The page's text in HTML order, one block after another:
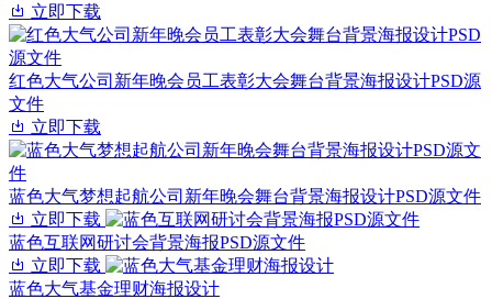
立即下载
红色大气公司新年晚会员工表彰大会舞台背景海报设计PSD源
文件
立即下载
蓝色大气梦想起航公司新年晚会舞台背景海报设计PSD源文件
立即下载
蓝色互联网研讨会背景海报PSD源文件
立即下载
蓝色大气基金理财海报设计